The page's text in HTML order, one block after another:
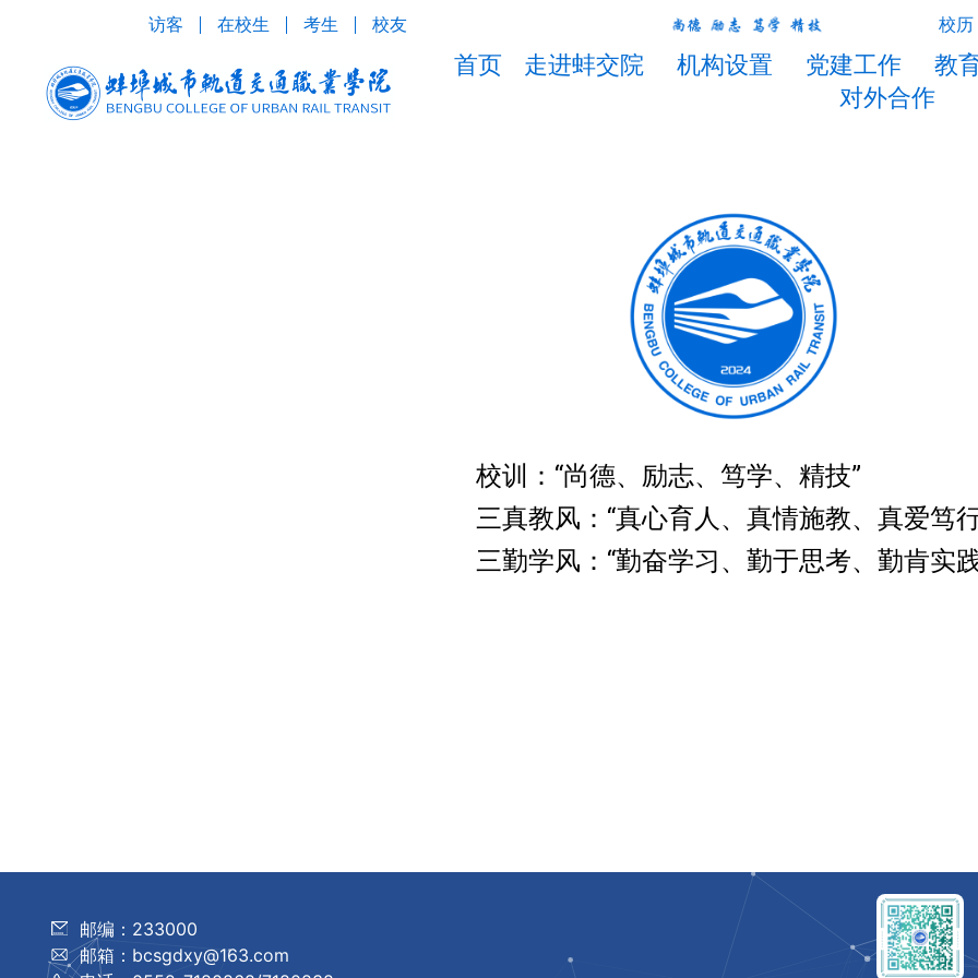
访客 在校生 考生 校友 校历
首页 走进蚌交院 机构设置 党建工作
教
对外合作
校训：“尚德、励志、笃学、精技”
三真教风：“真心育人、真情施教、真爱笃
三勤学风：“勤奋学习、勤于思考、勤肯实
邮编：233000
邮箱：bcsgdxy@163.com